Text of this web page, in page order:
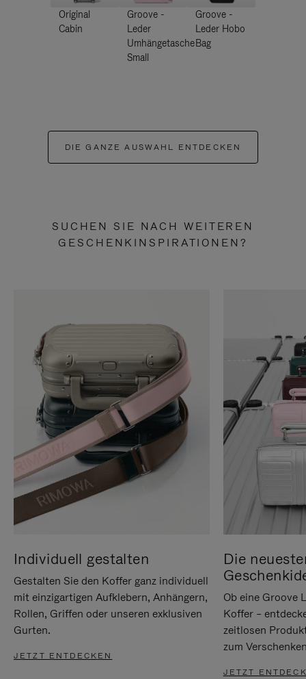
Original
Cabin
Groove -
Leder
Umhängetasche
Small
Groove -
Leder Hobo
Bag
DIE GANZE AUSWAHL ENTDECKEN
SUCHEN SIE NACH WEITEREN
GESCHENKINSPIRATIONEN?
Individuell gestalten
Gestalten Sie den Koffer ganz individuell
mit einzigartigen Aufklebern, Anhängern,
Rollen, Griffen oder unseren exklusiven
Gurten.
JETZT ENTDECKEN
Die
Ob eine Groove
Koffer –
zeitlosen
zum
JETZT